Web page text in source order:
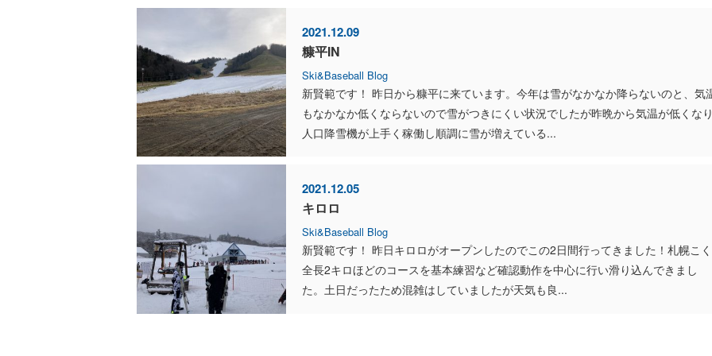
2021.12.09
糠平IN
Ski&Baseball Blog
新賢範です！ 昨日から糠平に来ています。今年は雪がなかなか降らないのと、気
もなかなか低くならないので雪がつきにくい状況でしたが昨晩から気温が低くな
人口降雪機が上手く稼働し順調に雪が増えている...
2021.12.05
キロロ
Ski&Baseball Blog
新賢範です！ 昨日キロロがオープンしたのでこの2日間行ってきました！札幌こく
全長2キロほどのコースを基本練習など確認動作を中心に行い滑り込んできまし
た。土日だったため混雑はしていましたが天気も良...